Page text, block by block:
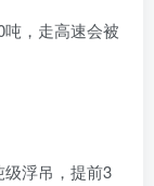
，走高速会被
浮吊，提前3